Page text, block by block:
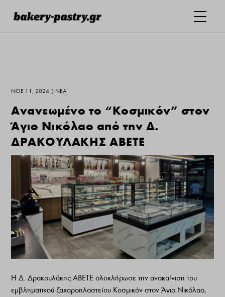
ΝΟΈ 11, 2024 | ΝΕΑ
Ανανεωμένο το “Κοσμικόν” στον
Άγιο Νικόλαο από την Δ.
ΔΡΑΚΟΥΛΑΚΗΣ ΑΒΕΤΕ
Η Δ. Δρακουλάκης ΑΒΕΤΕ ολοκλήρωσε την ανακαίνιση του
εμβληματικού ζαχαροπλαστείου Κοσμικόν στον Άγιο Νικόλαο,